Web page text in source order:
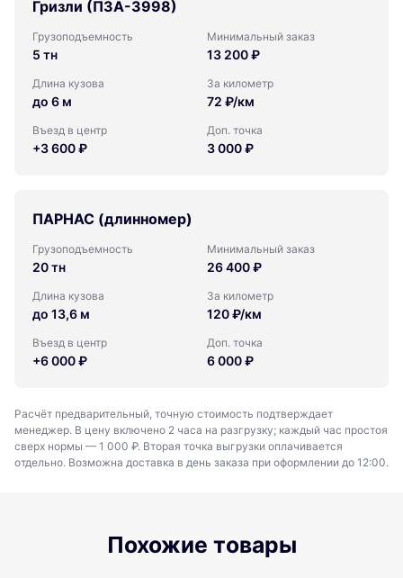
Гризли (ПЗА-3998)
Грузоподъемность
5 тн
Минимальный заказ
13 200 ₽
Длина кузова
до 6 м
За километр
72 ₽/км
Въезд в центр
+3 600 ₽
Доп. точка
3 000 ₽
ПАРНАС (длинномер)
Грузоподъемность
20 тн
Минимальный заказ
26 400 ₽
Длина кузова
до 13,6 м
За километр
120 ₽/км
Въезд в центр
+6 000 ₽
Доп. точка
6 000 ₽
Расчёт предварительный, точную стоимость подтверждает
менеджер. В цену включено 2 часа на разгрузку; каждый час простоя
сверх нормы — 1 000 ₽. Вторая точка выгрузки оплачивается
отдельно. Возможна доставка в день заказа при оформлении до 12:00.
Похожие товары